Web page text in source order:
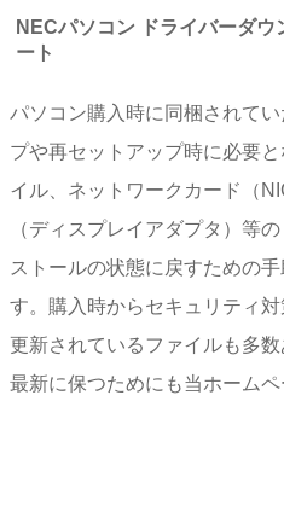
NECパソコン ドライバーダ
ート
パソコン購入時に同梱されて
プや再セットアップ時に必要
イル、ネットワークカード（
（ディスプレイアダプタ）等
ストールの状態に戻すための
す。購入時からセキュリティ
更新されているファイルも多
最新に保つためにも当ホームペ